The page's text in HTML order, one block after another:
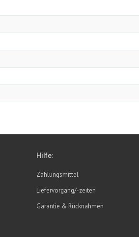
Hilfe:
Zahlungsmittel
Liefervorgang/-zeiten
Garantie & Rücknahmen